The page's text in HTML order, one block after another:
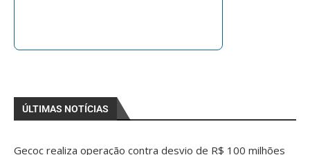
ÚLTIMAS NOTÍCIAS
Gecoc realiza operação contra desvio de R$ 100 milhões